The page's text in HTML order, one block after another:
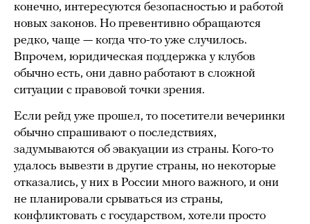
конечно, интересуются безопасностью и работой
новых законов. Но превентивно обращаются
редко, чаще — когда что-то уже случилось.
Впрочем, юридическая поддержка у клубов
обычно есть, они давно работают в сложной
ситуации с правовой точки зрения.
Если рейд уже прошел, то посетители вечеринки
обычно спрашивают о последствиях,
задумываются об эвакуации из страны. Кого-то
удалось вывезти в другие страны, но некоторые
отказались, у них в России много важного, и они
не планировали срываться из страны,
конфликтовать с государством, хотели просто